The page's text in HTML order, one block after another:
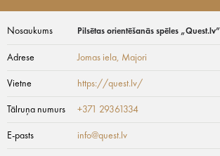
Nosaukums Pilsētas orientēšanās spēles „Quest.lv”
Adrese Jomas iela, Majori
Vietne https://quest.lv/
Tālruņa numurs +371 29361334
E-pasts info@quest.lv